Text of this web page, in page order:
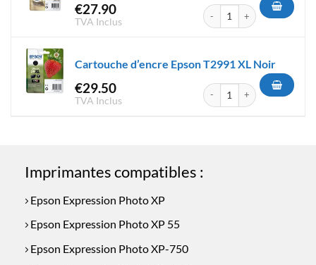
€27.90
TVA Inclus
quantité de Cartouche
Cartouche d’encre Epson T2991 XL Noir
€29.50
TVA Inclus
quantité de Cartouche
Imprimantes compatibles :
Epson Expression Photo XP
Epson Expression Photo XP 55
Epson Expression Photo XP-750